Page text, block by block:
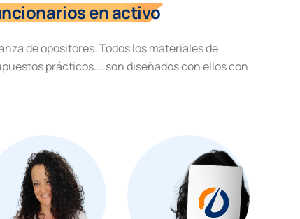
en activo
de opositores. Todos los materiales de
prácticos…. son diseñados con ellos con